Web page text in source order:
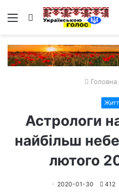
Меню Пошук
Головна
Астрологи
найбільш
лютого
2020-01-30 412